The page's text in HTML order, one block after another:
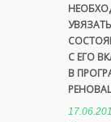
УВЯЗАТЬ
С ЕГО
В